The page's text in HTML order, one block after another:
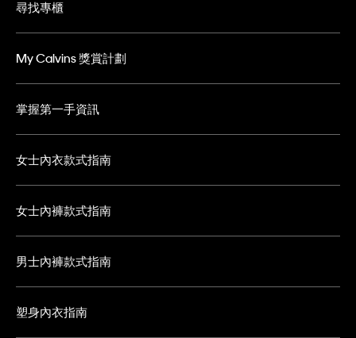
尋找專櫃
My Calvins 獎賞計劃
掌握第一手資訊
女士內衣款式指南
女士內褲款式指南
男士內褲款式指南
塑身內衣指南